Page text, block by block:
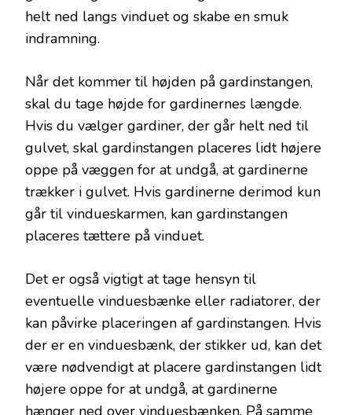
helt ned langs vinduet og skabe en smuk
indramning.
Når det kommer til højden på gardinstangen,
skal du tage højde for gardinernes længde.
Hvis du vælger gardiner, der går helt ned til
gulvet, skal gardinstangen placeres lidt højere
oppe på væggen for at undgå, at gardinerne
trækker i gulvet. Hvis gardinerne derimod kun
går til vindueskarmen, kan gardinstangen
placeres tættere på vinduet.
Det er også vigtigt at tage hensyn til
eventuelle vinduesbænke eller radiatorer, der
kan påvirke placeringen af gardinstangen. Hvis
der er en vinduesbænk, der stikker ud, kan det
være nødvendigt at placere gardinstangen lidt
højere oppe for at undgå, at gardinerne